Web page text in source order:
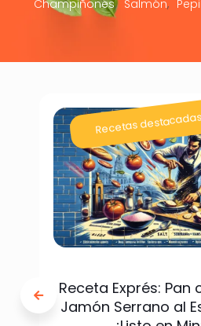
Champiñones
Salmón
Recetas destacadas
Receta Exprés:
Jamón Serrano al